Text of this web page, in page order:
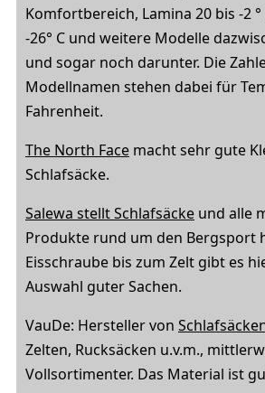
Komfortbereich, Lamina 20 bis -2 °
-26° C und weitere Modelle
und sogar noch darunter. Die
Modellnamen stehen dabei für
Fahrenheit.
The North Face macht sehr gute
Schlafsäcke.
Salewa stellt Schlafsäcke und alle
Produkte rund um den Bergsport
Eisschraube bis zum Zelt gibt es
Auswahl guter Sachen.
VauDe: Hersteller von
Zelten, Rucksäcken u.v.m.,
Vollsortimenter. Das Material ist